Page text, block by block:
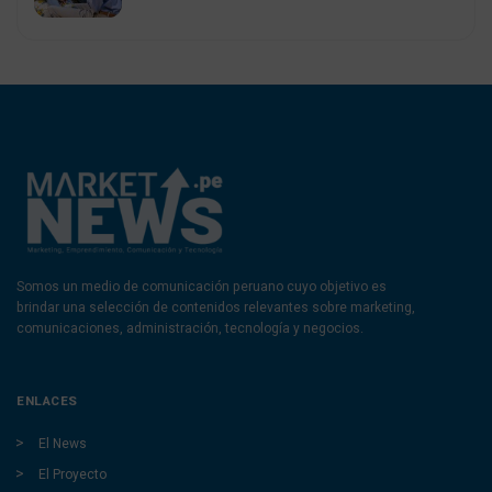
Somos un medio de comunicación peruano cuyo objetivo es
brindar una selección de contenidos relevantes sobre marketing,
comunicaciones, administración, tecnología y negocios.
ENLACES
El News
El Proyecto